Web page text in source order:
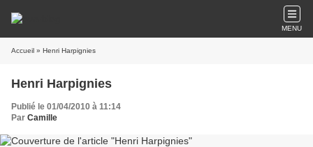
MENU
Accueil » Henri Harpignies
Henri Harpignies
Publié le 01/04/2010 à 11:14
Par Camille